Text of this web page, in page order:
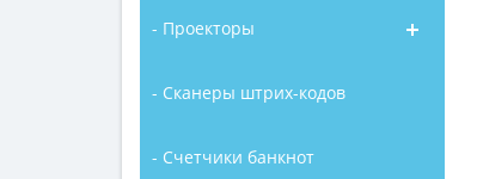
- Проекторы
- Сканеры штрих-кодов
- Счетчики банкнот